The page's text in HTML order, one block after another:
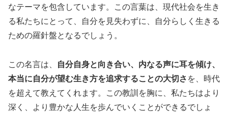
なテーマを包含しています。この言葉は、現代社会を生き
る私たちにとって、自分を見失わずに、自分らしく生きる
ための羅針盤となるでしょう。
この名言は、
自分自身と向き合い、内なる声に耳を傾け、
本当に自分が望む生き方を追求することの大切さ を、時代
を超えて教えてくれます。この教訓を胸に、私たちはより
深く、より豊かな人生を歩んでいくことができるでしょ